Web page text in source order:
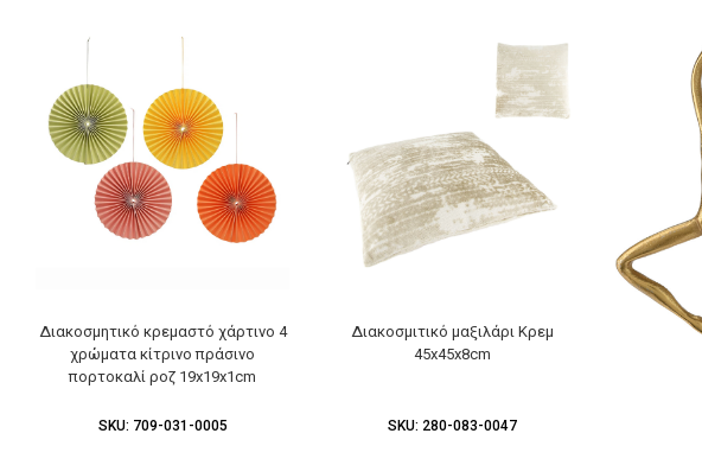
Διακοσμητικό κρεμαστό χάρτινο 4
χρώματα κίτρινο πράσινο
πορτοκαλί ροζ 19x19x1cm
SKU: 709-031-0005
Διακοσμιτικό μαξιλάρι Κρεμ
45x45x8cm
SKU: 280-083-0047